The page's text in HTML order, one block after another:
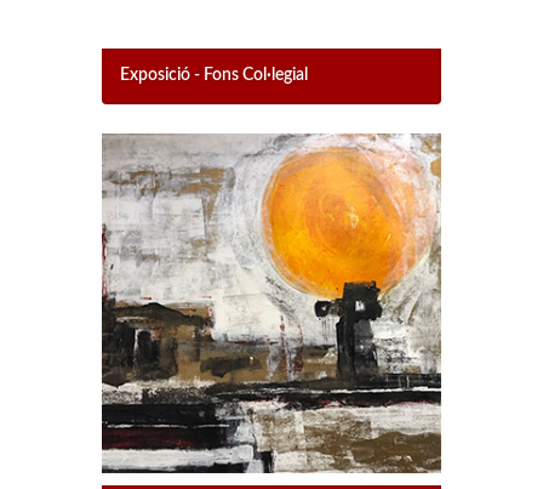
Exposició - Fons Col·legial